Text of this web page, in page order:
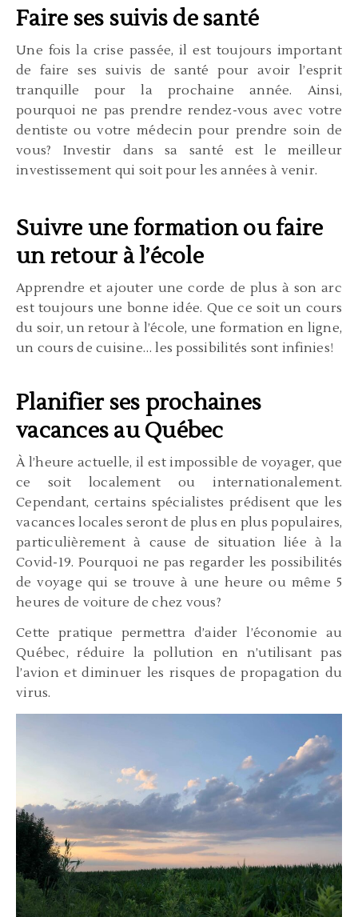
Faire ses suivis de santé
Une fois la crise passée, il est toujours important
de faire ses suivis de santé pour avoir l’esprit
tranquille pour la prochaine année. Ainsi,
pourquoi ne pas prendre rendez-vous avec votre
dentiste ou votre médecin pour prendre soin de
vous? Investir dans sa santé est le meilleur
investissement qui soit pour les années à venir.
Suivre une formation ou faire
un retour à l’école
Apprendre et ajouter une corde de plus à son arc
est toujours une bonne idée. Que ce soit un cours
du soir, un retour à l’école, une formation en ligne,
un cours de cuisine… les possibilités sont infinies!
Planifier ses prochaines
vacances au Québec
À l’heure actuelle, il est impossible de voyager, que
ce soit localement ou internationalement.
Cependant, certains spécialistes prédisent que les
vacances locales seront de plus en plus populaires,
particulièrement à cause de situation liée à la
Covid-19. Pourquoi ne pas regarder les possibilités
de voyage qui se trouve à une heure ou même 5
heures de voiture de chez vous?
Cette pratique permettra d’aider l’économie au
Québec, réduire la pollution en n’utilisant pas
l’avion et diminuer les risques de propagation du
virus.